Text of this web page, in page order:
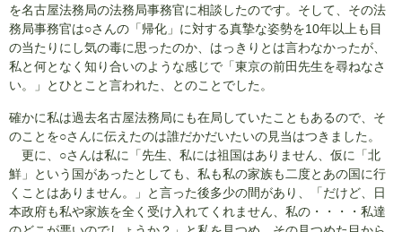
を名古屋法務局の法務局事務官に相談したのです。そして、その法
務局事務官は○さんの「帰化」に対する真摯な姿勢を10年以上も目
の当たりにし気の毒に思ったのか、はっきりとは言わなかったが、
私と何となく知り合いのような感じで「東京の前田先生を尋ねなさ
い。」とひとこと言われた、とのことでした。
確かに私は過去名古屋法務局にも在局していたこともあるので、そ
のことを○さんに伝えたのは誰だかだいたいの見当はつきました。
更に、○さんは私に「先生、私には祖国はありません、仮に「北
鮮」という国があったとしても、私も私の家族も二度とあの国に行
くことはありません。」と言った後多少の間があり、「だけど、日
本政府も私や家族を全く受け入れてくれません、私の・・・・私達